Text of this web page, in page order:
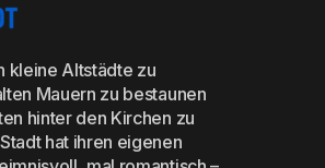
kleine Altstädte zu
Mauern zu bestaunen
hinter den Kirchen zu
hat ihren eigenen